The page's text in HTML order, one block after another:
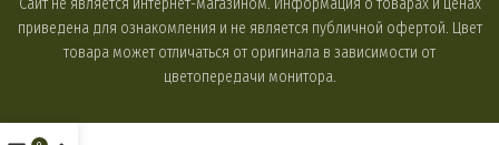
Сайт не является интернет-магазином. Информация о товарах и ценах
приведена для ознакомления и не является публичной офертой. Цвет
товара может отличаться от оригинала в зависимости от
цветопередачи монитора.